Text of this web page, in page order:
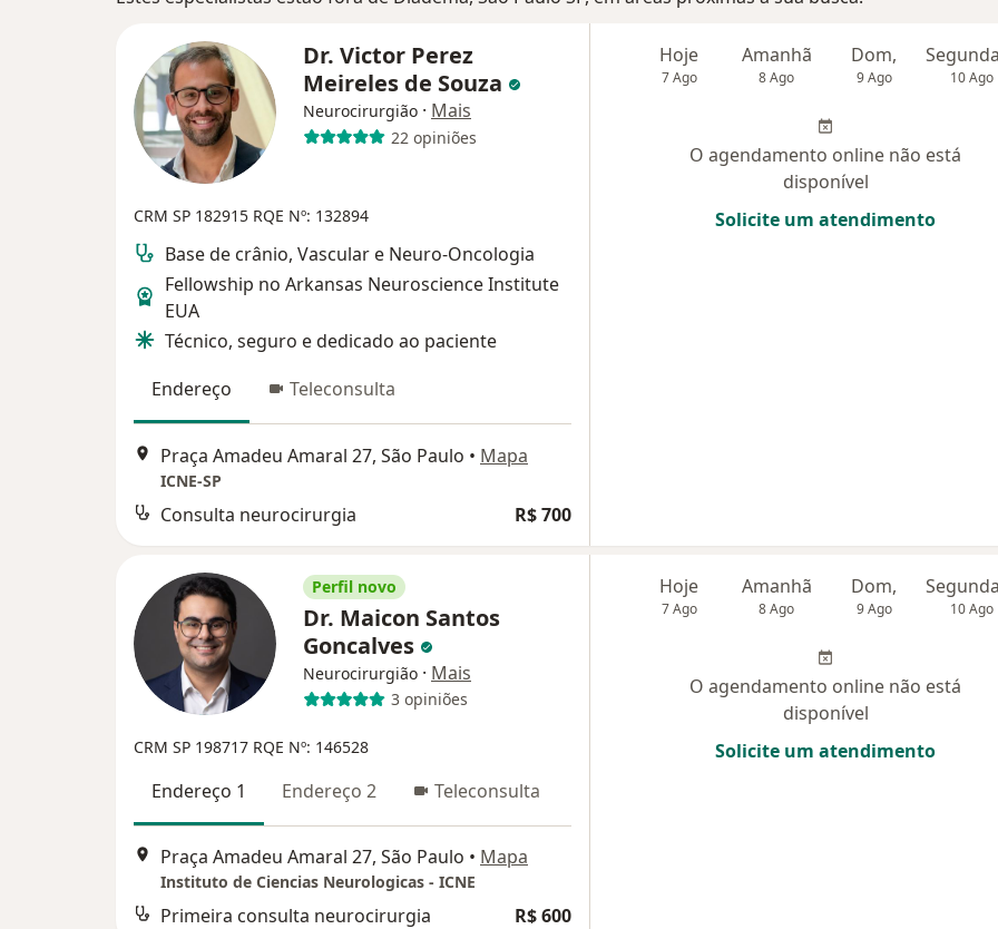
Dr. Victor Perez
Meireles de Souza
Neurocirurgião · Mais
22 opiniões
CRM SP 182915 RQE Nº: 132894
Base de crânio, Vascular e Neuro-Oncologia
Fellowship no Arkansas Neuroscience Institute
EUA
Técnico, seguro e dedicado ao paciente
Endereço
Teleconsulta
Praça Amadeu Amaral 27, São Paulo • Mapa
ICNE-SP
Consulta neurocirurgia R$ 700
Hoje
7 Ago
Amanhã
8 Ago
Dom,
9 Ago 10 Ago
O agendamento online não está
disponível
Solicite um atendimento
Perfil novo
Dr. Maicon Santos
Goncalves
Neurocirurgião · Mais
3 opiniões
CRM SP 198717 RQE Nº: 146528
Endereço 1 Endereço 2 Teleconsulta
Praça Amadeu Amaral 27, São Paulo • Mapa
Instituto de Ciencias Neurologicas - ICNE
Primeira consulta neurocirurgia R$ 600
Hoje
7 Ago
Amanhã
8 Ago
Dom,
9 Ago 10 Ago
O agendamento online não está
disponível
Solicite um atendimento